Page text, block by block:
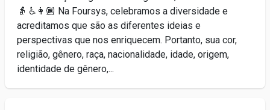
👵 ♿️👩🏾 Na Foursys, celebramos a diversidade e
acreditamos que são as diferentes ideias e
perspectivas que nos enriquecem. Portanto, sua cor,
religião, gênero, raça, nacionalidade, idade, origem,
identidade de gênero,...